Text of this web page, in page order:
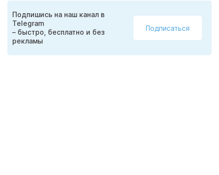
Подпишись на наш канал в
Telegram
– быстро, бесплатно и без
рекламы
Подписаться